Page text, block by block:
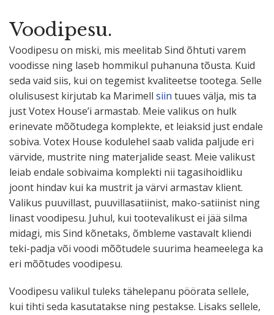
Voodipesu.
Voodipesu on miski, mis meelitab Sind õhtuti varem
voodisse ning laseb hommikul puhanuna tõusta. Kuid
seda vaid siis, kui on tegemist kvali­teetse tootega. Selle
oluli­susest kirjutab ka Marimell siin tuues välja, mis ta
just Votex House’i armastab. Meie valikus on hulk
erinevate mõõtudega komplekte, et leiaksid just endale
sobiva. Votex House kodulehel saab valida paljude eri
värvide, mustrite ning mater­jalide seast. Meie valikust
leiab endale sobivaima komplekti nii tagasi­hoidliku
joont hindav kui ka mustrit ja värvi armastav klient.
Valikus puuvillast, puuvil­la­sa­tiinist, mako-satiinist ning
linast voodipesu. Juhul, kui toote­va­likust ei jää silma
midagi, mis Sind kõnetaks, õmbleme vastavalt kliendi
teki-padja või voodi mõõtudele suurima heameelega ka
eri mõõtudes voodipesu.
Voodipesu valikul tuleks tähelepanu pöörata sellele,
kui tihti seda kasuta­takse ning pestakse. Lisaks sellele,